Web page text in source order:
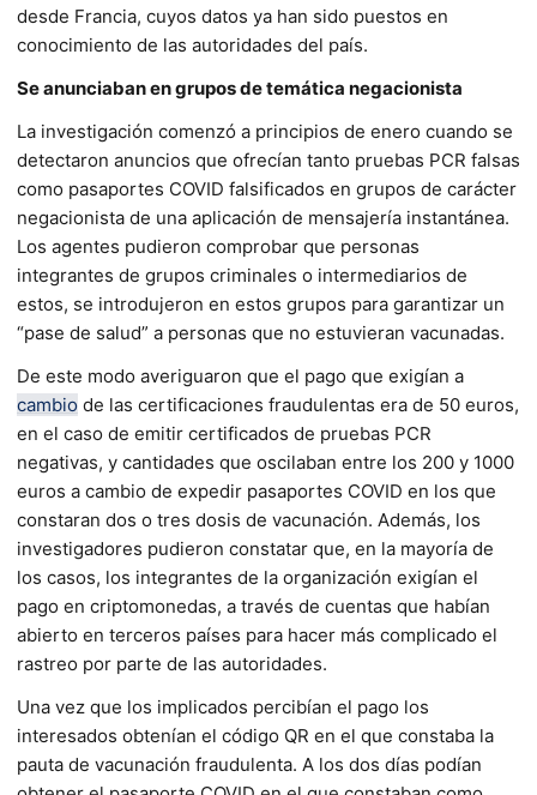
desde Francia, cuyos datos ya han sido puestos en
conocimiento de las autoridades del país.
Se anunciaban en grupos de temática negacionista
La investigación comenzó a principios de enero cuando se
detectaron anuncios que ofrecían tanto pruebas PCR falsas
como pasaportes COVID falsificados en grupos de carácter
negacionista de una aplicación de mensajería instantánea.
Los agentes pudieron comprobar que personas
integrantes de grupos criminales o intermediarios de
estos, se introdujeron en estos grupos para garantizar un
“pase de salud” a personas que no estuvieran vacunadas.
De este modo averiguaron que el pago que exigían a
cambio de las certificaciones fraudulentas era de 50 euros,
en el caso de emitir certificados de pruebas PCR
negativas, y cantidades que oscilaban entre los 200 y 1000
euros a cambio de expedir pasaportes COVID en los que
constaran dos o tres dosis de vacunación. Además, los
investigadores pudieron constatar que, en la mayoría de
los casos, los integrantes de la organización exigían el
pago en criptomonedas, a través de cuentas que habían
abierto en terceros países para hacer más complicado el
rastreo por parte de las autoridades.
Una vez que los implicados percibían el pago los
interesados obtenían el código QR en el que constaba la
pauta de vacunación fraudulenta. A los dos días podían